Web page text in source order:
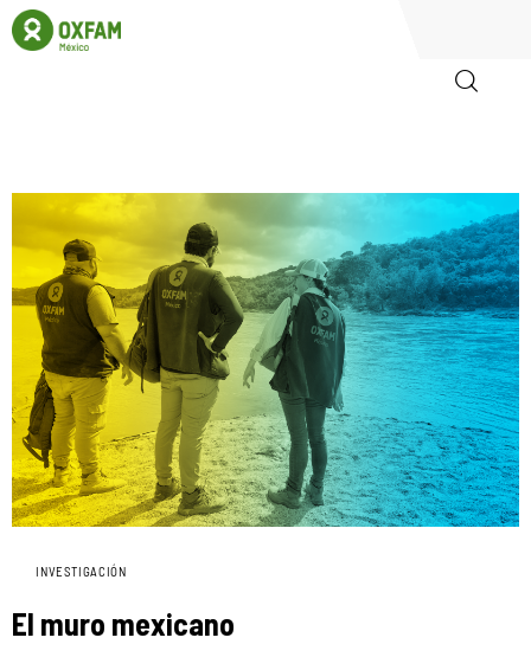
Quienes somos
Igualadas
Biblioteca
Participa
INVESTIGACIÓN
El muro mexicano